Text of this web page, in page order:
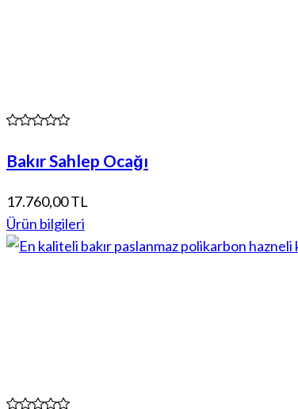
Bakır Sahlep Ocağı
17.760,00 TL
Ürün bilgileri